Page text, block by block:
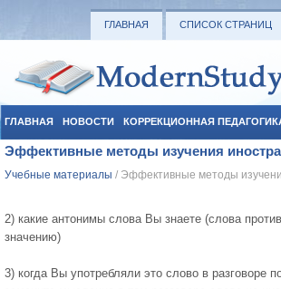
ГЛАВНАЯ СПИСОК СТРАНИЦ
ГЛАВНАЯ НОВОСТИ КОРРЕКЦИОННАЯ
СОЦИАЛЬНАЯ ПЕДАГОГИКА УЧЕБНЫЕ МАТЕРИАЛЫ
Эффективные методы изучения
Учебные материалы / Эффективные методы
2) какие антонимы слова Вы знаете (слова
значению)
3) когда Вы употребляли это слово в разговоре